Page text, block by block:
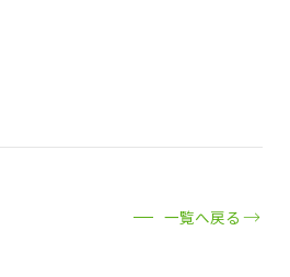
一覧へ戻る